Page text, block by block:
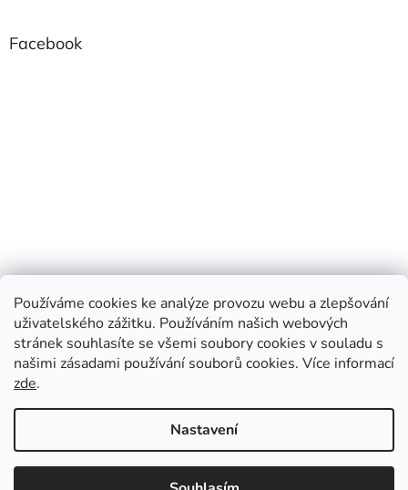
Používáme cookies ke analýze provozu webu a zlepšování
uživatelského zážitku. Používáním našich webových
stránek souhlasíte se všemi soubory cookies v souladu s
našimi zásadami používání souborů cookies. Více informací
zde.
Nastavení
Informace k letnímu vydávání časopisu The Economist: 25. 7. –
vychází letní dvojčíslo, 1. 8. – časopis nevychází, 8. 8. – vychází
Facebook